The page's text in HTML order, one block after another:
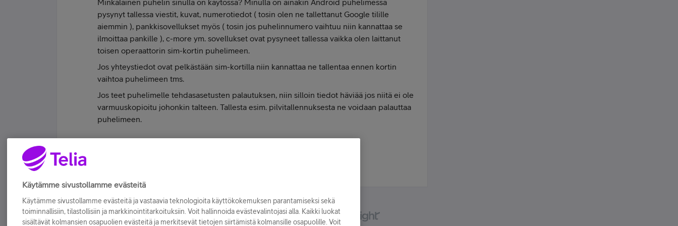
Minkälainen puhelin sinulla on käytössä? Minulla on ainakin Android puhelimessa
pysynyt tallessa viestit, kuvat, numerotiedot ( tosin olen ne tallettanut Google tilille
aiemmin ), pankkisovellukset myös ( tosin jos puhelinnumero vaihtuu niin kannattaa se
ilmoittaa pankille ), c-more ym. sovellukset ovat pysyneet tallessa vaikka olen laittanut
toisen operaattorin sim-kortin puhelimeen.
Jos yhteystiedot ovat pelkästään sim-kortilla niin kannattaa ne tallentaa ennen kortin
vaihtoa puhelimeen tms.
Jos teet puhelimelle tehdasasetusten palautuksen, niin silloin tiedot häviää jos niitä ei ole
varmuuskopioitu johonkin talteen. Tallesta esim. pilvitallennuksesta ne voidaan palauttaa
puhelimeen.
Käytämme sivustollamme evästeitä
Käytämme sivustollamme evästeitä ja vastaavia teknologioita käyttökokemuksen parantamiseksi sekä
toiminnallisiin, tilastollisiin ja markkinointitarkoituksiin. Voit hallinnoida evästevalintojasi alla. Kaikki luokat
sisältävät kolmansien osapuolien evästeitä ja merkitsevät tietojen siirtämistä kolmansille osapuolille. Voit